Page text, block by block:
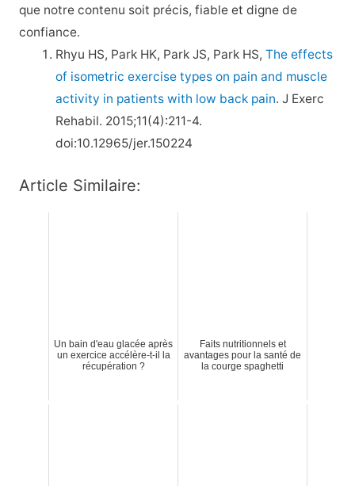
que notre contenu soit précis, fiable et digne de
confiance.
Rhyu HS, Park HK, Park JS, Park HS,The effects
of isometric exercise types on pain and muscle
activity in patients with low back pain. J Exerc
Rehabil. 2015;11(4):211-4.
doi:10.12965/jer.150224
Article Similaire:
Un bain d'eau glacée après
un exercice accélère-t-il la
récupération ?
Faits nutritionnels et
avantages pour la santé de
la courge spaghetti